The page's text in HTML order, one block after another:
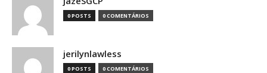
0 POSTS 0 COMENTÁRIOS
jerilynlawless
0 POSTS 0 COMENTÁRIOS